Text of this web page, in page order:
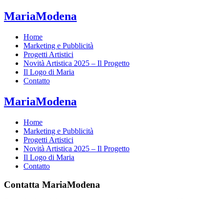
MariaModena
Home
Marketing e Pubblicità
Progetti Artistici
Novità Artistica 2025 – Il Progetto
Il Logo di Maria
Contatto
MariaModena
Home
Marketing e Pubblicità
Progetti Artistici
Novità Artistica 2025 – Il Progetto
Il Logo di Maria
Contatto
Contatta MariaModena